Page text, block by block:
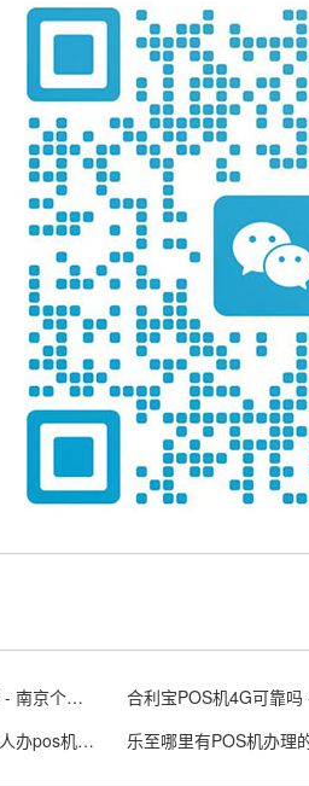
南京POS机申请中心怎么选择 - 南京个人办理pos刷卡机
想办个个人POS机好办吗 - 个人办pos机需要什么条件
乐至哪里有POS机办理